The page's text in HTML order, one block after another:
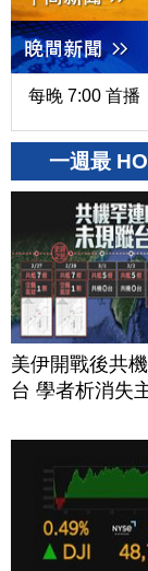
每晚 7:00 首播
一週最
美伊開戰後共
台 學者析消失